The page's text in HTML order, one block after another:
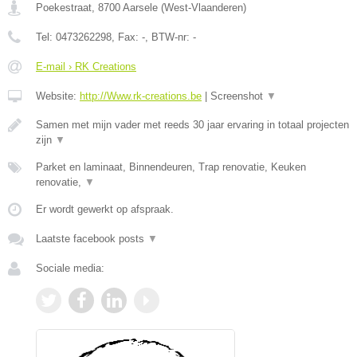
Poekestraat 8700 Aarsele (West-Vlaanderen)
Tel: 0473262298 , Fax: - , BTW-nr: -
E-mail › RK Creations
Website: http://Www.rk-creations.be | Screenshot ▼
Samen met mijn vader met reeds 30 jaar ervaring in totaal projecten
zijn ▼
Parket en laminaat, Binnendeuren, Trap renovatie, Keuken
renovatie,
▼
Er wordt gewerkt op afspraak.
Laatste facebook posts ▼
Sociale media: